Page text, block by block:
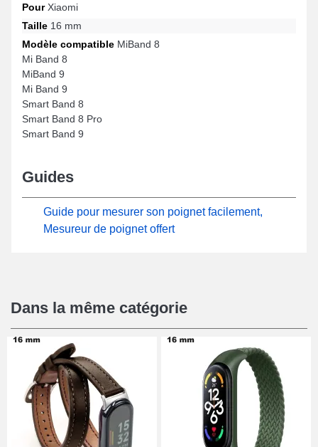
PourXiaomi
Taille 16 mm
Modèle compatible MiBand 8
Mi Band 8
MiBand 9
Mi Band 9
Smart Band 8
Smart Band 8 Pro
Smart Band 9
Guides
Guide pour mesurer son poignet facilement,
Mesureur de poignet offert
Dans la même catégorie